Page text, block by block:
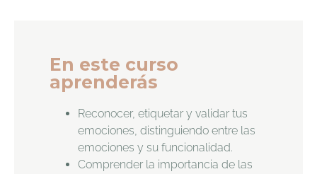
En este curso
aprenderás
Reconocer, etiquetar y validar tus
emociones, distinguiendo entre las
emociones y su funcionalidad.
Comprender la importancia de las